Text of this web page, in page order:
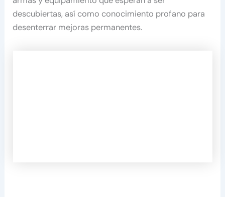
descubiertas, así como conocimiento profano para
desenterrar mejoras permanentes.